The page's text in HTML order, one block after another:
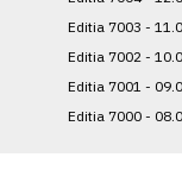
Editia 7003 -
Editia 7002 -
Editia 7001 -
Editia 7000 -